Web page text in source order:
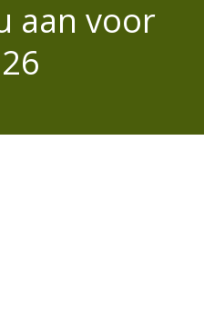
aan voor